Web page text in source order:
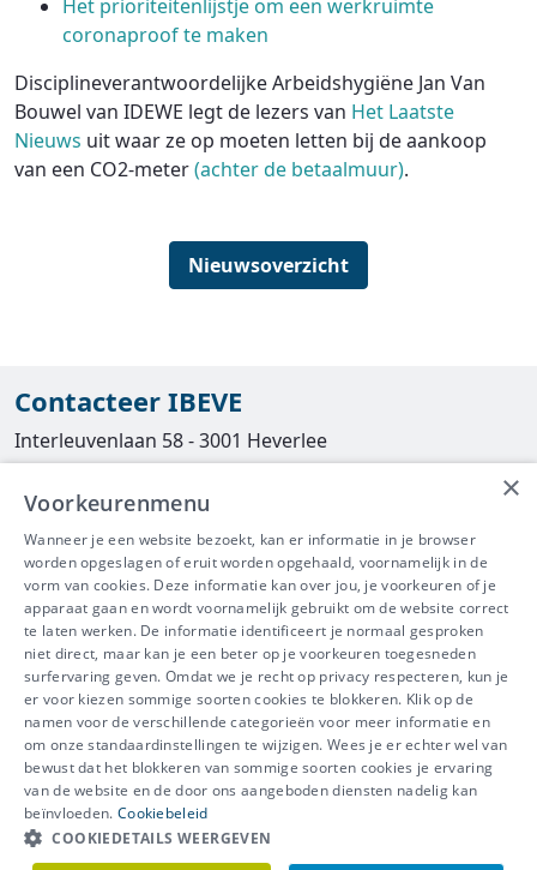
Het prioriteitenlijstje om een werkruimte
coronaproof te maken
Disciplineverantwoordelijke Arbeidshygiëne Jan Van
Bouwel van IDEWE legt de lezers van Het Laatste
Nieuws uit waar ze op moeten letten bij de aankoop
van een CO2-meter(achter de betaalmuur).
Nieuwsoverzicht
Contacteer IBEVE
Interleuvenlaan 58 - 3001 Heverlee
016/390490
info@ibeve.be
asbest@ibeve.be
Ondernemingsnummer: 0436 612 044
IBEVE maakt deel uit van Groep
IDEWE
Disclaimer-Privacy-Cookiebeleid
Meer vragen? Neem
×
Voorkeurenmenu
Wanneer je een website bezoekt, kan er informatie in je browser
worden opgeslagen of eruit worden opgehaald, voornamelijk in de
vorm van cookies. Deze informatie kan over jou, je voorkeuren of je
apparaat gaan en wordt voornamelijk gebruikt om de website correct
te laten werken. De informatie identificeert je normaal gesproken
niet direct, maar kan je een beter op je voorkeuren toegesneden
surfervaring geven. Omdat we je recht op privacy respecteren, kun je
er voor kiezen sommige soorten cookies te blokkeren. Klik op de
namen voor de verschillende categorieën voor meer informatie en
om onze standaardinstellingen te wijzigen. Wees je er echter wel van
bewust dat het blokkeren van sommige soorten cookies je ervaring
van de website en de door ons aangeboden diensten nadelig kan
beïnvloeden. Cookiebeleid
COOKIEDETAILS WEERGEVEN